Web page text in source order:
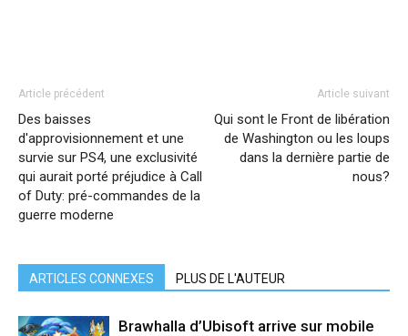
Article précédent
Des baisses
d'approvisionnement et une
survie sur PS4, une exclusivité
qui aurait porté préjudice à Call
of Duty: pré-commandes de la
guerre moderne
Article suivant
Qui sont le Front de libération
de Washington ou les loups
dans la dernière partie de
nous?
ARTICLES CONNEXES PLUS DE L'AUTEUR
Brawhalla d’Ubisoft arrive sur mobile